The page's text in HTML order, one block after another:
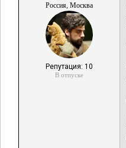
Россия, Москва
Репутация: 10
В отпуске